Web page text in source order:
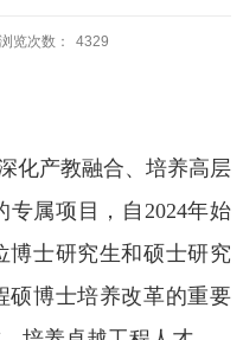
浏览次数： 4329
化产教融合、培养高层
专属项目，自 2024年始
博士研究生和硕士研究
硕博士培养改革的重要